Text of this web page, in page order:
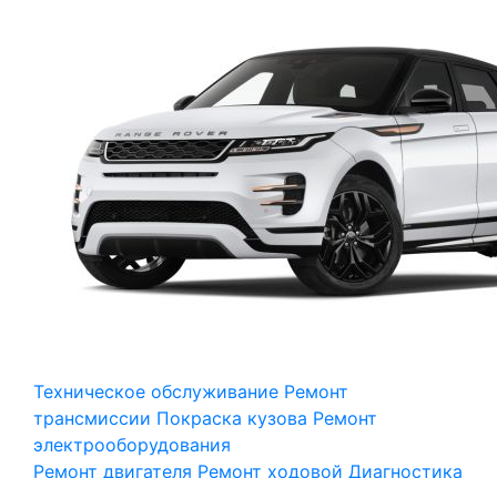
Техническое обслуживание Ремонт
трансмиссии Покраска кузова Ремонт
электрооборудования
Ремонт двигателя Ремонт ходовой Диагностика